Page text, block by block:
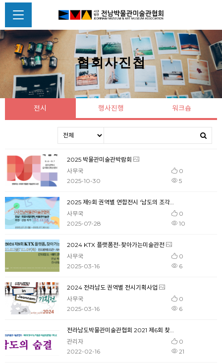
협회사진첩
전시 행사진행 워크숍
2025 박물관미술관박람회
사무국
0
5
2025-10-30
2025 제9회 권역별 연합전시 '남도의 조각들'
사무국
0
10
2025-07-28
2024 KTX 플랫폼전-찾아가는미술관전
사무국
0
6
2025-03-16
2024 전라남도 권역별 전시기획사업
사무국
0
6
2025-03-16
전라남도박물관미술관협회 2021 제6회 찾아가는 박물관 미술관 플랫폼 기획전 '남도의 숨결'
관리자
0
21
2022-02-16